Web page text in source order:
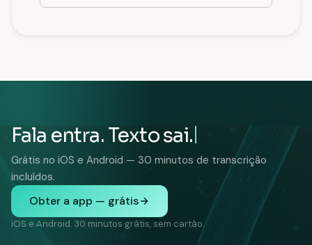
Fala entra. Texto sai.
Grátis no iOS e Android — 30 minutos de transcrição
incluídos.
Obter a app — grátis
iOS e Android. 30 minutos grátis, sem cartão.